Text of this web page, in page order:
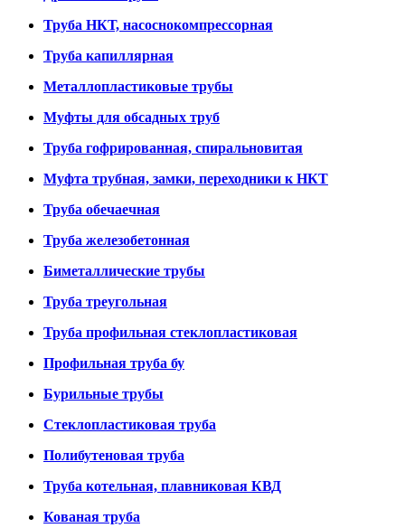
Труба НКТ, насоснокомпрессорная
Труба капиллярная
Металлопластиковые трубы
Муфты для обсадных труб
Труба гофрированная, спиральновитая
Муфта трубная, замки, переходники к НКТ
Труба обечаечная
Труба железобетонная
Биметаллические трубы
Труба треугольная
Труба профильная стеклопластиковая
Профильная труба бу
Бурильные трубы
Стеклопластиковая труба
Полибутеновая труба
Труба котельная, плавниковая КВД
Кованая труба